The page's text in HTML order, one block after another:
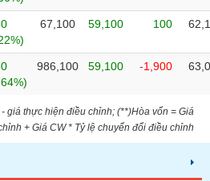
67,100 59,100 100
986,100 59,100 -1,900
giá thực hiện điều chỉnh; (**)Hòa vốn = Giá
+ Giá CW * Tỷ lệ chuyển đổi điều chỉnh